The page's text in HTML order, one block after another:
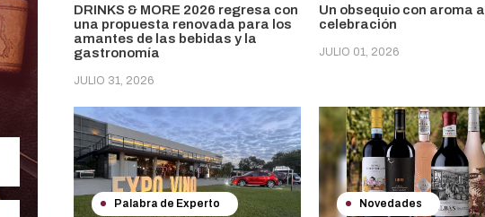
DRINKS & MORE 2026 regresa con
una propuesta renovada para los
amantes de las bebidas y la
gastronomía
JULIO 31, 2026
Un obsequio con aroma a
celebración
JULIO 01, 2026
Palabra de Experto Novedades